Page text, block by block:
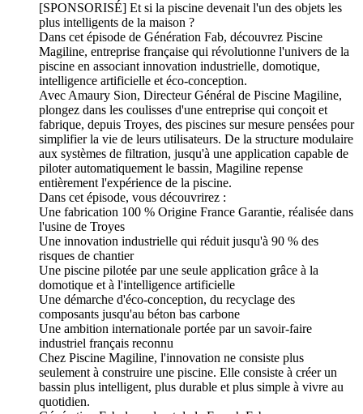
[SPONSORISÉ] Et si la piscine devenait l'un des objets les
plus intelligents de la maison ?
Dans cet épisode de Génération Fab, découvrez Piscine
Magiline, entreprise française qui révolutionne l'univers de la
piscine en associant innovation industrielle, domotique,
intelligence artificielle et éco-conception.
Avec Amaury Sion, Directeur Général de Piscine Magiline,
plongez dans les coulisses d'une entreprise qui conçoit et
fabrique, depuis Troyes, des piscines sur mesure pensées pour
simplifier la vie de leurs utilisateurs. De la structure modulaire
aux systèmes de filtration, jusqu'à une application capable de
piloter automatiquement le bassin, Magiline repense
entièrement l'expérience de la piscine.
Dans cet épisode, vous découvrirez :
Une fabrication 100 % Origine France Garantie, réalisée dans
l'usine de Troyes
Une innovation industrielle qui réduit jusqu'à 90 % des
risques de chantier
Une piscine pilotée par une seule application grâce à la
domotique et à l'intelligence artificielle
Une démarche d'éco-conception, du recyclage des
composants jusqu'au béton bas carbone
Une ambition internationale portée par un savoir-faire
industriel français reconnu
Chez Piscine Magiline, l'innovation ne consiste plus
seulement à construire une piscine. Elle consiste à créer un
bassin plus intelligent, plus durable et plus simple à vivre au
quotidien.